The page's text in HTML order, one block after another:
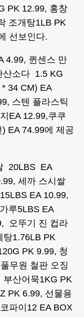
PK 12.99, 홍창
조개탕1LB PK
선보인다.
4.99, 퀸센스 만
산소다 1.5 KG
34 CM) EA
스텐 플라스틱
EA 12.99,쿠쿠
EA 74.99에 제공
20LBS EA
세까 스시쌀
EA 10.99,
루5LBS EA
오뚜기 진 컵라
탕1.76LB PK
PK 9.99, 청
무원 철판 오징
부산어묵1KG PK
PK 6.99, 선물용
파이12 EA BOX